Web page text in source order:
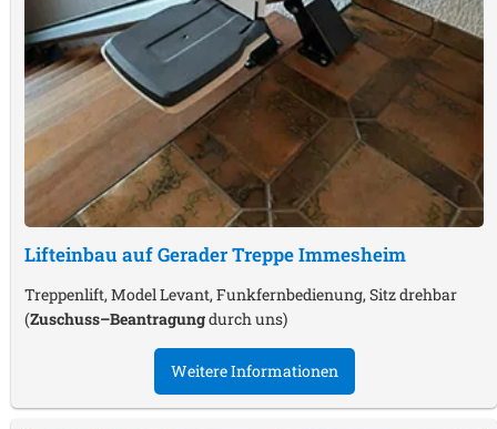
Lifteinbau auf Gerader TreppeImmesheim
Treppenlift, Model Levant, Funkfernbedienung, Sitz drehbar
(Zuschuss–Beantragungdurch uns)
Weitere Informationen